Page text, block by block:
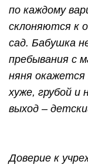
по каждому
склоняются к
сад. Бабушка
пребывания с
няня окажется
хуже, грубой и
выход –
Доверие к